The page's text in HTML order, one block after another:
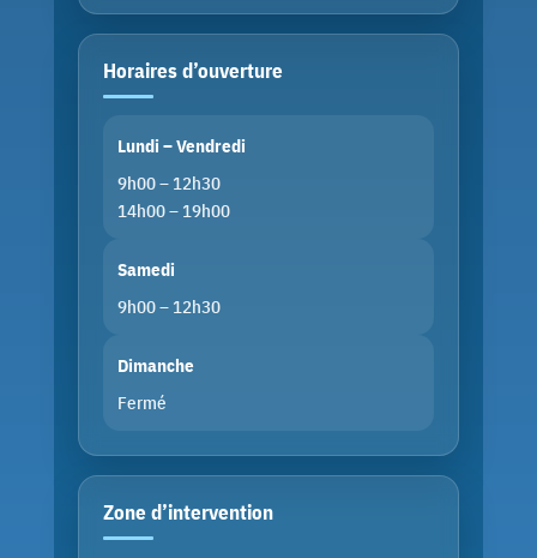
Horaires d’ouverture
Lundi – Vendredi
9h00 – 12h30
14h00 – 19h00
Samedi
9h00 – 12h30
Dimanche
Fermé
Zone d’intervention